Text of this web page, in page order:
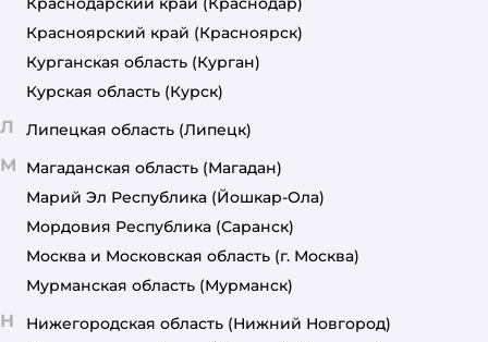
Красноярский край (Красноярск)
Курганская область (Курган)
Курская область (Курск)
Л Липецкая область (Липецк)
М Магаданская область (Магадан)
Марий Эл Республика (Йошкар-Ола)
Мордовия Республика (Саранск)
Москва и Московская область (г. Москва)
Мурманская область (Мурманск)
Н Нижегородская область (Нижний Новгород)